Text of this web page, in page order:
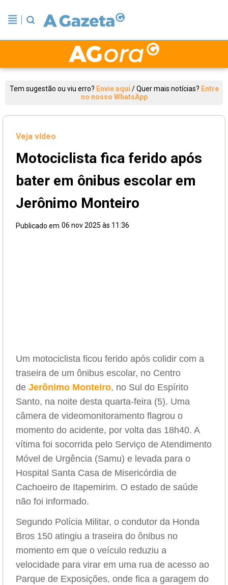
Tem sugestão ou viu erro? Envie aqui /Quer mais notícias? Entre
no nosso WhatsApp
Veja vídeo
Motociclista fica ferido após
bater em ônibus escolar em
Jerônimo Monteiro
Publicado em 06 nov 2025 às 11:36
Um motociclista ficou ferido após colidir com a
traseira de um ônibus escolar, no Centro
de Jerônimo Monteiro, no Sul do Espírito
Santo, na noite desta quarta-feira (5). Uma
câmera de videomonitoramento flagrou o
momento do acidente, por volta das 18h40. A
vítima foi socorrida pelo Serviço de Atendimento
Móvel de Urgência (Samu) e levada para o
Hospital Santa Casa de Misericórdia de
Cachoeiro de Itapemirim. O estado de saúde
não foi informado.
Segundo Polícia Militar, o condutor da Honda
Bros 150 atingiu a traseira do ônibus no
momento em que o veículo reduziu a
velocidade para virar em uma rua de acesso ao
Parque de Exposições, onde fica a garagem do